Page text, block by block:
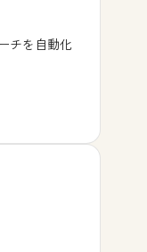
チを自動化